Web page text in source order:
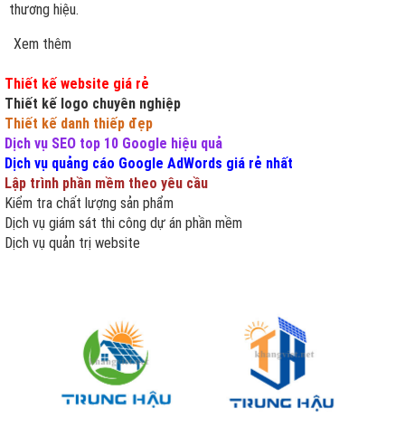
thương hiệu.
Xem thêm
Thiết kế website giá rẻ
Thiết kế logo chuyên nghiệp
Thiết kế danh thiếp đẹp
Dịch vụ SEO top 10 Google hiệu quả
Dịch vụ quảng cáo Google AdWords giá rẻ nhất
Lập trình phần mềm theo yêu cầu
Kiểm tra chất lượng sản phẩm
Dịch vụ giám sát thi công dự án phần mềm
Dịch vụ quản trị website